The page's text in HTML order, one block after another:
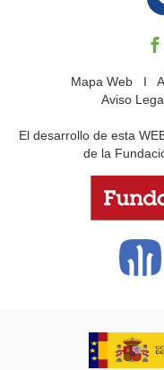
Mapa WebI
Aviso
El desarrollo de esta
de la